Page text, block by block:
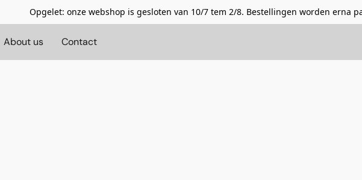
Opgelet: onze webshop is gesloten van 10/7 tem 2/8. Bestellingen worden erna
About us Contact